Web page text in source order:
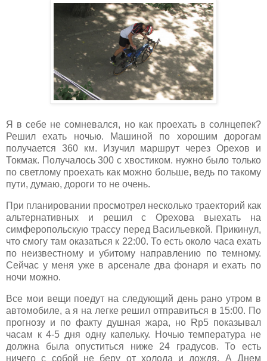
Я в себе не сомневался, но как проехать в солнцепек?
Решил ехать ночью. Машиной по хорошим дорогам
получается 360 км. Изучил маршрут через Орехов и
Токмак. Получалось 300 с хвостиком. нужно было только
по светлому проехать как можно больше, ведь по такому
пути, думаю, дороги то не очень.
При планировании просмотрел несколько траекторий как
альтернативных и решил с Орехова выехать на
симферопольскую трассу перед Васильевкой. Прикинул,
что смогу там оказаться к 22:00. То есть около часа ехать
по неизвестному и убитому направлению по темному.
Сейчас у меня уже в арсенале два фонаря и ехать по
ночи можно.
Все мои вещи поедут на следующий день рано утром в
автомобиле, а я на легке решил отправиться в 15:00. По
прогнозу и по факту душная жара, но Rp5 показывал
часам к 4-5 дня одну капельку. Ночью температура не
должна была опуститься ниже 24 градусов. То есть
ничего с собой не беру от холода и дождя. А Днем